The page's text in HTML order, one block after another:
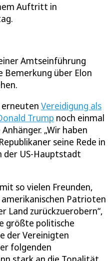
Auftritt in
Amtseinführung
Bemerkung über Elon
erneuten Vereidigung als
Trump noch einmal
„Wir haben
seine Rede in
der US-Hauptstadt
so vielen Freunden,
Patrioten
Land zurückzuerobern“,
größte politische
der Vereinigten
folgenden